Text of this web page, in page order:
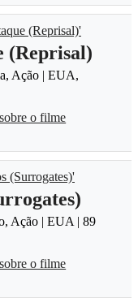
(Reprisal)
Ação | EUA,
o filme
Ação | EUA | 89
o filme